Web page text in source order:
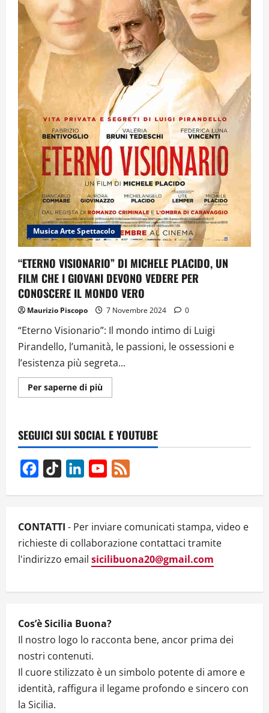
Musica Arte Spettacolo
“ETERNO VISIONARIO” DI MICHELE PLACIDO, UN
FILM CHE I GIOVANI DEVONO VEDERE PER
CONOSCERE IL MONDO VERO
Maurizio Piscopo 7 Novembre 2024 0
“Eterno Visionario”: Il mondo intimo di Luigi
Pirandello, l’umanità, le passioni, le ossessioni e
l’esistenza più segreta...
Per saperne di piùUlteriori
informazioni
DI
MICHELE
PLACIDO,
FILM
CHE
I
DEVONO
CONOSCERE
IL
MONDO
VERO
SEGUICI SUI SOCIAL E YOUTUBE
Facebook
TikTok LinkedInYouTube
CONTATTI - Per inviare comunicati stampa, video e
richieste di collaborazione contattaci tramite
l'indirizzo email sicilibuona20@gmail.com
Cos’è Sicilia Buona?
Il nostro logo lo racconta bene, ancor prima dei
nostri contenuti.
Il cuore stilizzato è un simbolo potente di amore e
identità, raffigura il legame profondo e sincero con
la Sicilia.